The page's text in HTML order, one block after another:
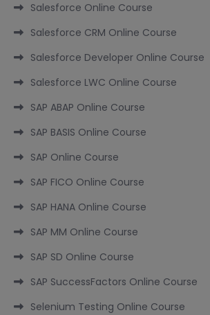
Salesforce Online Course
Salesforce CRM Online Course
Salesforce Developer Online Course
Salesforce LWC Online Course
SAP ABAP Online Course
SAP BASIS Online Course
SAP Online Course
SAP FICO Online Course
SAP HANA Online Course
SAP MM Online Course
SAP SD Online Course
SAP SuccessFactors Online Course
Selenium Testing Online Course